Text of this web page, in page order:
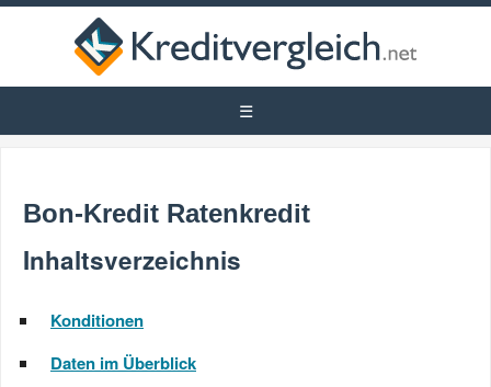
Bon-Kredit Ratenkredit
Inhaltsverzeichnis
Konditionen
Daten im Überblick